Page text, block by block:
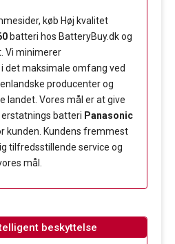
køb Høj kvalitet
batteri hos BatteryBuy.dk og
Vi minimerer
det maksimale omfang ved
producenter og
landet. Vores mål er at give
batteri Panasonic
kunden. Kundens fremmest
tilfredsstillende service og
mål.
beskyttelse